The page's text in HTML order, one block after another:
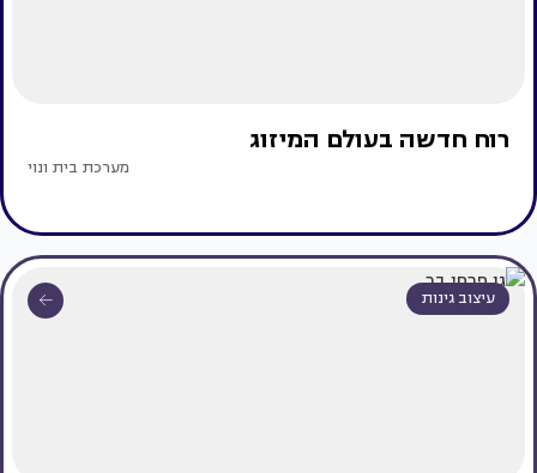
רוח חדשה בעולם המיזוג
מערכת בית ונוי
עיצוב גינות